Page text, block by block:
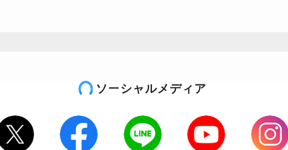
ソーシャルメディア